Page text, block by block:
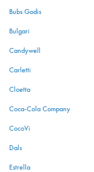
Bubs Godis
Bulgari
Candywell
Carletti
Cloetta
Coca-Cola Company
CocoVi
Dals
Estrella